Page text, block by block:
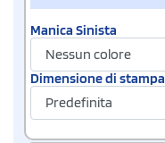
Manica Sinista
Dimensione di stampa